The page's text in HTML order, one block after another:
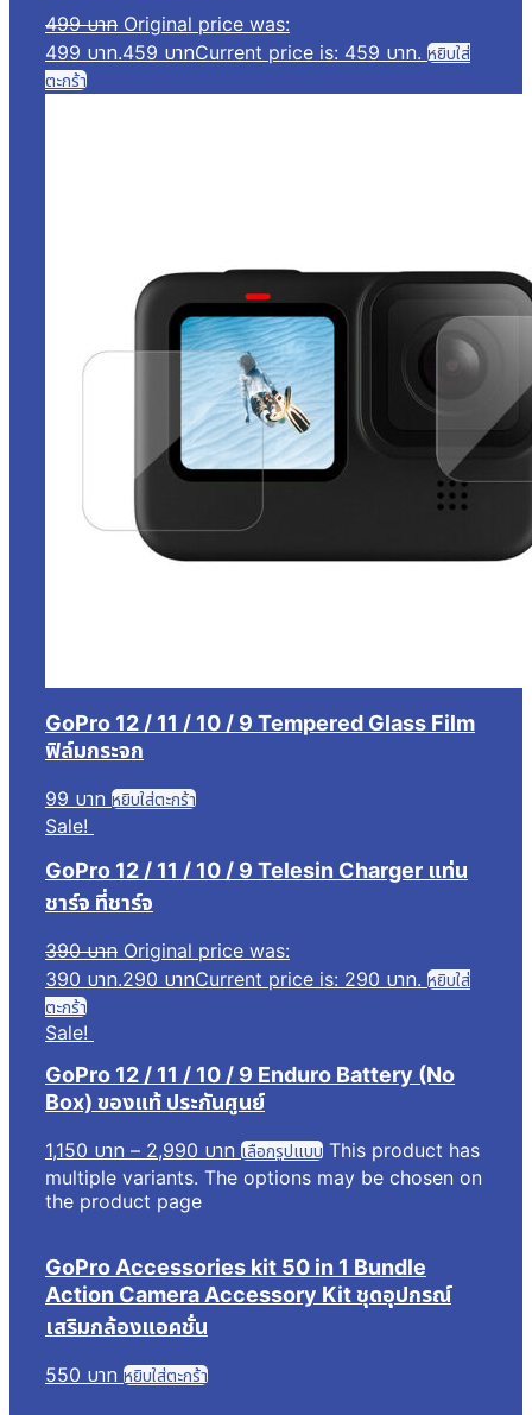
499บาท Original price was:
499 บาท.459 บาทCurrent price is: 459 บาท. หยิบใส่
ตะกร้า
GoPro 12 / 11 / 10 / 9 Tempered Glass Film
ฟิล์มกระจก
99 บาท หยิบใส่ตะกร้า
Sale!
GoPro 12 / 11 / 10 / 9 Telesin Charger แท่น
ชาร์จ ที่ชาร์จ
390บาท Original price was:
390 บาท.290 บาทCurrent price is: 290 บาท. หยิบใส่
ตะกร้า
Sale!
GoPro 12 / 11 / 10 / 9 Enduro Battery (No
Box) ของแท้ ประกันศูนย์
1,150 บาท – 2,990 บาท เลือกรูปแบบ This product has
multiple variants. The options may be chosen on
the product page
GoPro Accessories kit 50 in 1 Bundle
Action Camera Accessory Kit ชุดอุปกรณ์
เสริมกล้องแอคชั่น
550 บาท หยิบใส่ตะกร้า